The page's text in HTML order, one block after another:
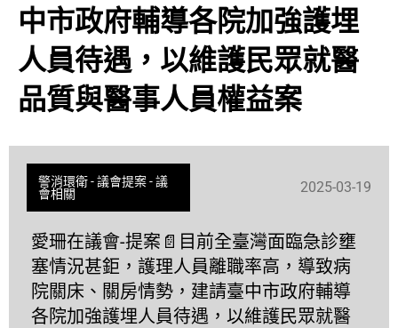
中市政府輔導各院加強護埋
人員待遇，以維護民眾就醫
品質與醫事人員權益案
警消環衛-議會提案-議
會相關
2025-03-19
愛珊在議會-提案📄目前全臺灣面臨急診壅
塞情況甚鉅，護理人員離職率高，導致病
院關床、關房情勢，建請臺中市政府輔導
各院加強護埋人員待遇，以維護民眾就醫